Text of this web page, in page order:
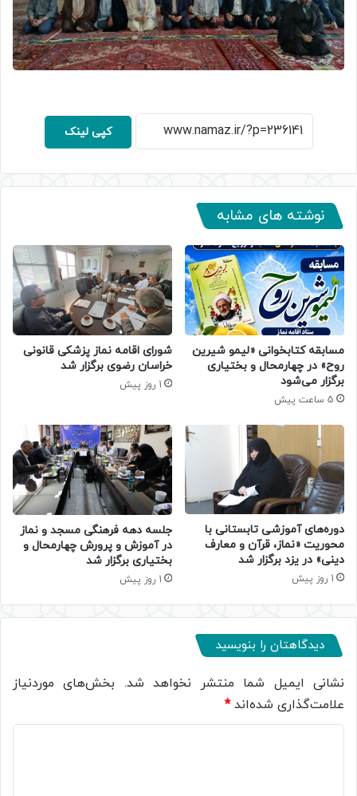
کپی لینک
نوشته های مشابه
مسابقه کتابخوانی «لیمو شیرین
روح» در چهارمحال و بختیاری
برگزار می‌شود
5 ساعت پیش
شورای اقامه نماز پزشکی قانونی
خراسان رضوی برگزار شد
1 روز پیش
دوره‌های آموزشی تابستانی با
محوریت «نماز، قرآن و معارف
دینی» در یزد برگزار شد
1 روز پیش
جلسه دهه فرهنگی مسجد و نماز
در آموزش و پرورش چهارمحال و
بختیاری برگزار شد
1 روز پیش
دیدگاهتان را بنویسید
نشانی ایمیل شما منتشر نخواهد شد. بخش‌های موردنیاز
علامت‌گذاری شده‌اند*